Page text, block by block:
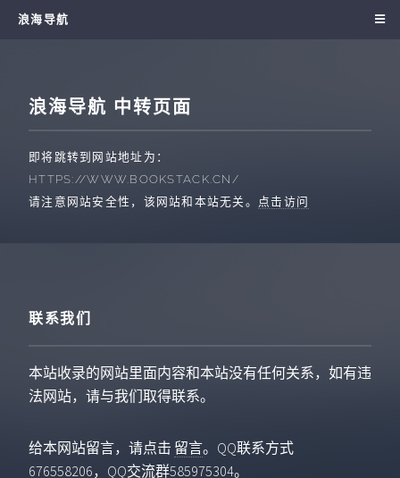
浪海导航
浪海导航 中转页面
即将跳转到网站地址为：
HTTPS://WWW.BOOKSTACK.CN/
请注意网站安全性，该网站和本站无关。 点击访问
联系我们
本站收录的网站里面内容和本站没有任何关系，如有违
法网站，请与我们取得联系。
给本网站留言，请点击 留言。QQ联系方式
676558206，QQ交流群585975304。